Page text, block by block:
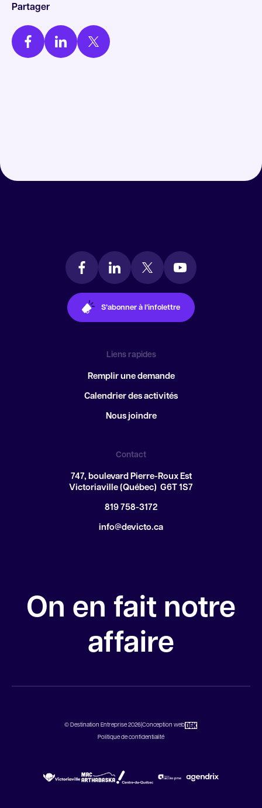
Partager
S’abonner à l’infolettre
Liens rapides
Remplir une demande
Calendrier des activités
Nous joindre
Contact
747, boulevard Pierre-Roux Est
Victoriaville (Québec) G6T 1S7
819 758-3172
info@devicto.ca
On en fait notre
affaire
© Destination Entreprise 2026|Conception web
Politique de confidentialité